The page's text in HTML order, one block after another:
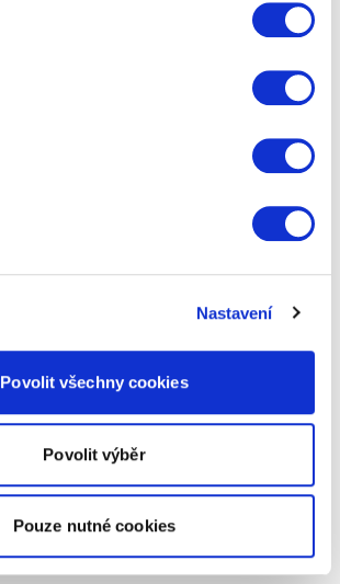
Nastavení
Povolit všechny cookies
Povolit výběr
Pouze nutné cookies